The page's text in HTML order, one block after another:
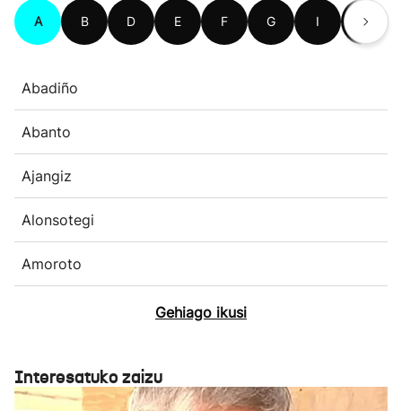
A B D E F G I J
Abadiño
Abanto
Ajangiz
Alonsotegi
Amoroto
Gehiago ikusi
Interesatuko zaizu